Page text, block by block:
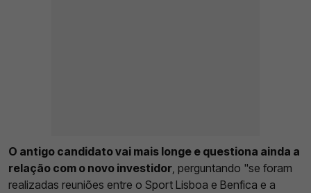
O antigo candidato vai mais longe e questiona ainda a
relação com o novo investidor, perguntando "se foram
realizadas reuniões entre o Sport Lisboa e Benfica e a